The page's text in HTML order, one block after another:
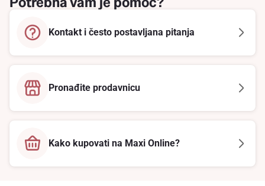
Kontakt i često postavljana pitanja
Pronađite prodavnicu
Kako kupovati na Maxi Online?